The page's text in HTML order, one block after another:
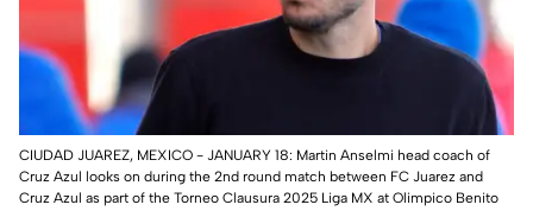
CIUDAD JUAREZ, MEXICO - JANUARY 18: Martin Anselmi head coach of
Cruz Azul looks on during the 2nd round match between FC Juarez and
Cruz Azul as part of the Torneo Clausura 2025 Liga MX at Olimpico Benito